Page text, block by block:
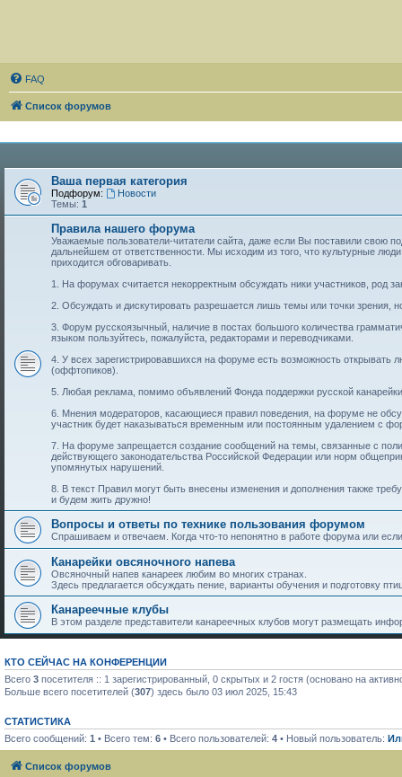
FAQ
Список форумов
Ваша первая категория
Подфорум:
Новости
Темы: 1
Правила нашего форума
Уважаемые пользователи-читатели сайта, даже если Вы поставили свою
дальнейшем от ответственности. Мы исходим из того, что культурные
приходится обговаривать.
1. На форумах считается некорректным обсуждать ники участников, род
2. Обсуждать и дискутировать разрешается лишь темы или точки зрения,
3. Форум русскоязычный, наличие в постах большого количества
языком пользуйтесь, пожалуйста, редакторами и переводчиками.
4. У всех зарегистрировавшихся на форуме есть возможность
(оффтопиков).
5. Любая реклама, помимо объявлений Фонда поддержки русской
6. Мнения модераторов, касающиеся правил поведения, на форуме не
участник будет наказываться временным или постоянным удалением с
7. На форуме запрещается создание сообщений на темы, связанные с
действующего законодательства Российской Федерации или норм
упомянутых нарушений.
8. В текст Правил могут быть внесены изменения и дополнения также
и будем жить дружно!
Вопросы и ответы по технике пользования форумом
Спрашиваем и отвечаем. Когда что-то непонятно в работе форума или
Канарейки овсяночного напева
Овсяночный напев канареек любим во многих странах.
Здесь предлагается обсуждать пение, варианты обучения и подготовку
Канареечные клубы
В этом разделе представители канареечных клубов могут размещать
КТО СЕЙЧАС НА КОНФЕРЕНЦИИ
Всего 3 посетителя :: 1 зарегистрированный, 0 скрытых и 2 гостя (основано на
Больше всего посетителей (307) здесь было 03 июл 2025, 15:43
СТАТИСТИКА
Всего сообщений: 1 • Всего тем: 6 • Всего пользователей: 4 • Новый пользователь:
Список форумов